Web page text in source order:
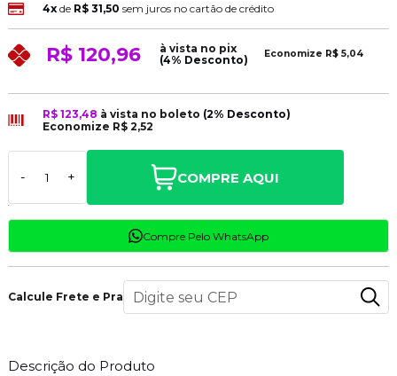
4xde R$ 31,50 sem juros no cartão de crédito
R$ 120,96
à vista no pix
(4% Desconto)
Economize R$ 5,04
R$ 123,48 à vista no boleto (2% Desconto)
Economize R$ 2,52
- + COMPRE AQUI
Compre Pelo WhatsApp
Calcule Frete e Prazo
Descrição do Produto